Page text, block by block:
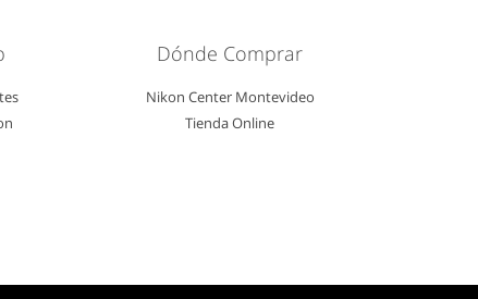
Dónde Comprar
Nikon Center Montevideo
Tienda Online